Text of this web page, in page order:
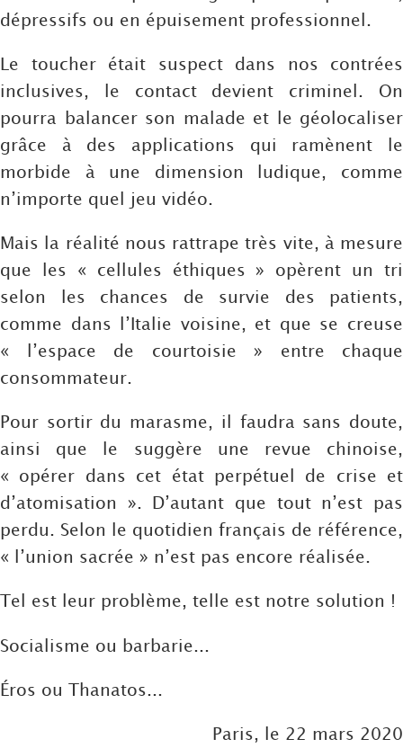
dépressifs ou en épuisement professionnel.
Le toucher était suspect dans nos contrées
inclusives, le contact devient criminel. On
pourra balancer son malade et le géolocaliser
grâce à des applications qui ramènent le
morbide à une dimension ludique, comme
n’importe quel jeu vidéo.
Mais la réalité nous rattrape très vite, à mesure
que les « cellules éthiques » opèrent un tri
selon les chances de survie des patients,
comme dans l’Italie voisine, et que se creuse
« l’espace de courtoisie » entre chaque
consommateur.
Pour sortir du marasme, il faudra sans doute,
ainsi que le suggère une revue chinoise,
« opérer dans cet état perpétuel de crise et
d’atomisation ». D’autant que tout n’est pas
perdu. Selon le quotidien français de référence,
« l’union sacrée » n’est pas encore réalisée.
Tel est leur problème, telle est notre solution !
Socialisme ou barbarie...
Éros ou Thanatos...
Paris, le 22 mars 2020